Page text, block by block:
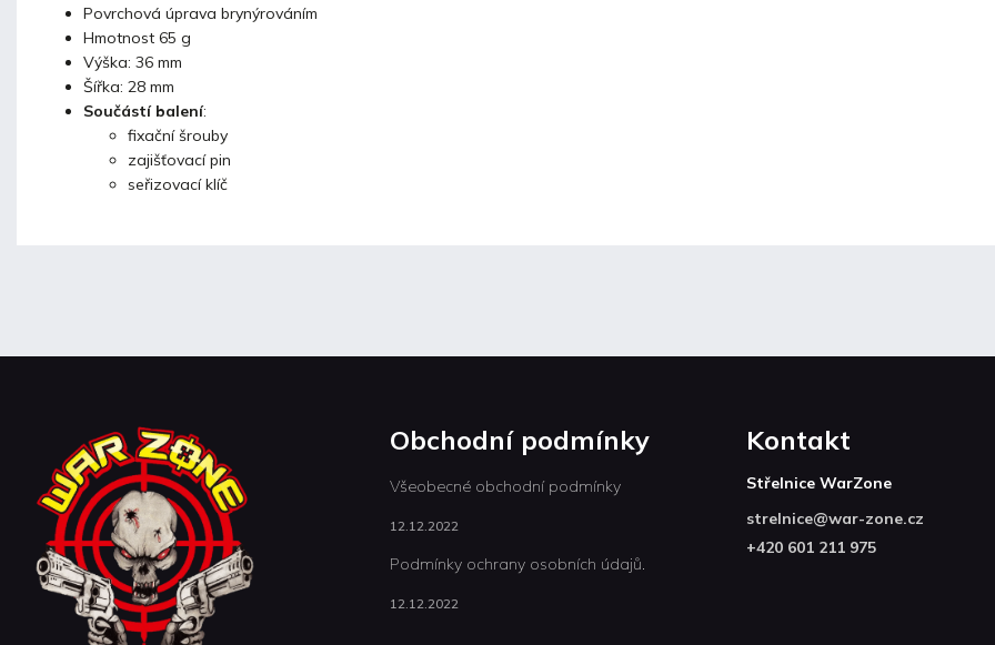
Povrchová úprava brynýrováním
Hmotnost 65 g
Výška: 36 mm
Šířka: 28 mm
Součástí balení:
fixační šrouby
zajišťovací pin
seřizovací klíč
Obchodní podmínky
Všeobecné obchodní podmínky
12.12.2022
Podmínky ochrany osobních údajů.
12.12.2022
Kontakt
Střelnice WarZone
strelnice@war-zone.cz
+420 601 211 975